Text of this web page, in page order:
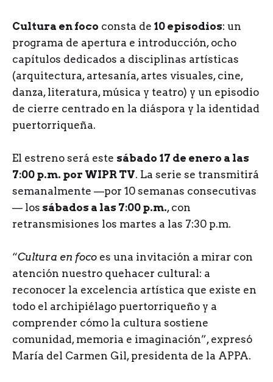
Cultura en foco consta de 10 episodios: un
programa de apertura e introducción, ocho
capítulos dedicados a disciplinas artísticas
(arquitectura, artesanía, artes visuales, cine,
danza, literatura, música y teatro) y un episodio
de cierre centrado en la diáspora y la identidad
puertorriqueña.
El estreno será este sábado 17 de enero a las
7:00 p.m. por WIPR TV. La serie se transmitirá
semanalmente —por 10 semanas consecutivas
— los sábados a las 7:00 p.m., con
retransmisiones los martes a las 7:30 p.m.
“Cultura en foco es una invitación a mirar con
atención nuestro quehacer cultural: a
reconocer la excelencia artística que existe en
todo el archipiélago puertorriqueño y a
comprender cómo la cultura sostiene
comunidad, memoria e imaginación”, expresó
María del Carmen Gil, presidenta de la APPA.